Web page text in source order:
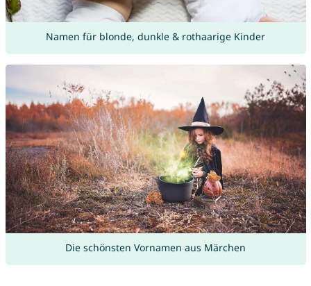
Namen für blonde, dunkle & rothaarige Kinder
Die schönsten Vornamen aus Märchen